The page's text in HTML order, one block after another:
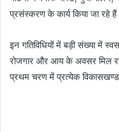
प्रसंस्करण के कार्य किया जा रहे हैं
इन गतिविधियों में बड़ी संख्या में
रोजगार और आय के अवसर मिल
प्रथम चरण में प्रत्येक विकासखण्ड